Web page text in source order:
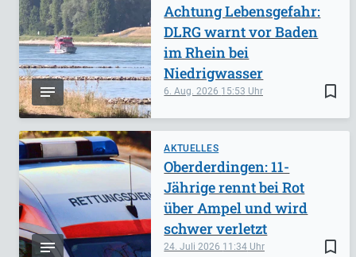
bookmark_border
6. Aug. 2026 15:53
Achtung Lebensgefahr:
DLRG warnt vor Baden
im Rhein bei
Niedrigwasser
AKTUELLES
bookmark_border
24. Juli 2026 11:34
Oberderdingen: 11-
Jährige rennt bei Rot
über Ampel und wird
schwer verletzt